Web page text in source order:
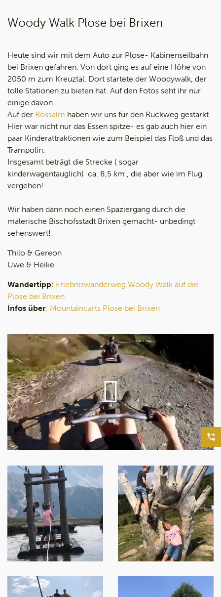
Woody Walk Plose bei Brixen
Heute sind wir mit dem Auto zur Plose- Kabinenseilbahn
bei Brixen gefahren. Von dort ging es auf eine Höhe von
2050 m zum Kreuztal. Dort startete der Woodywalk, der
tolle Stationen zu bieten hat. Auf den Fotos seht ihr nur
einige davon.
Auf der Rossalm haben wir uns für den Rückweg gestärkt.
Hier war nicht nur das Essen spitze- es gab auch hier ein
paar Kinderattraktionen wie zum Beispiel das Floß und das
Trampolin.
Insgesamt beträgt die Strecke ( sogar
kinderwagentauglich) ca. 8,5 km , die aber wie im Flug
vergehen!
Wir haben dann noch einen Spaziergang durch die
malerische Bischofsstadt Brixen gemacht- unbedingt
sehenswert!
Thilo & Gereon
Uwe & Heike
Wandertipp: Erlebniswanderweg Woody Walk auf die
Plose bei Brixen
Infos über: Mountaincarts Plose bei Brixen